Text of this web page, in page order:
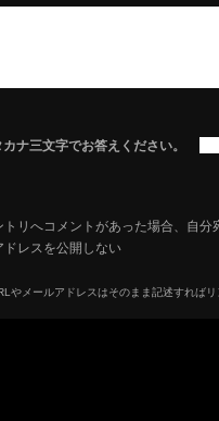
ナ三文字でお答えください。
トリへコメントがあった場合、自分
ドレスを公開しない
やメールアドレスはそのまま記述すれば